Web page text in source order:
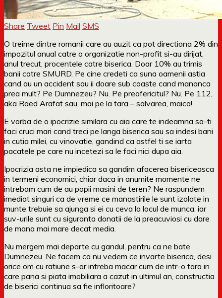
Share Tweet Pin Mail SMS
O treime dintre romanii care au auzit ca pot directiona 2% din
impozitul anual catre o organizatie non-profit si-au dirijat,
anul trecut, procentele catre biserica. Doar 10% au trimis
banii catre SMURD. Pe cine credeti ca suna oamenii astia
cand au un accident sau ii doare sub coaste cand mananca
prea mult? Pe Dumnezeu? Nu. Pe preafericitul? Nu. Pe 112,
aka Raed Arafat sau, mai pe la tara – salvarea, maica!
E vorba de o ipocrizie similara cu aia care te indeamna sa-ti
faci cruci mari cand treci pe langa biserica sau sa indesi bani
in cutia milei, cu vinovatie, gandind ca astfel ti se iarta
pacatele pe care nu incetezi sa le faci nici dupa aia.
Ipocrizia asta ne impiedica sa gandim afacerea bisericeasca
in termeni economici, chiar daca in anumite momente ne
intrebam cum de au popii masini de teren? Ne raspundem
imediat singuri ca de vreme ce manastirile le sunt izolate in
munte trebuie sa ajunga si ei cu ceva la locul de munca, iar
suv-urile sunt cu siguranta donatii de la preacuviosi cu dare
de mana mai mare decat media.
Nu mergem mai departe cu gandul, pentru ca ne bate
Dumnezeu. Ne facem ca nu vedem ce invarte biserica, desi
orice om cu ratiune s-ar intreba macar cum de intr-o tara in
care pana si piata imobiliara a cazut in ultimul an, constructia
de biserici continua sa fie infloritoare?